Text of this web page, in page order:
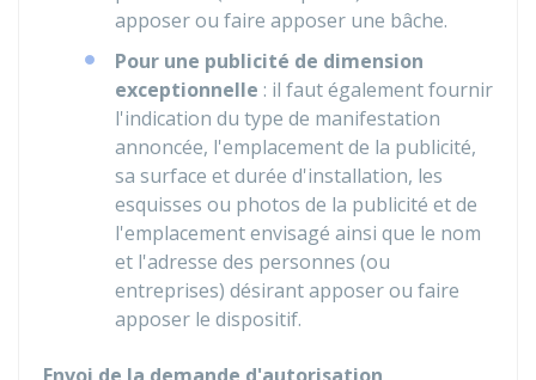
apposer ou faire apposer une bâche.
Pour une publicité de dimension
exceptionnelle : il faut également fournir
l'indication du type de manifestation
annoncée, l'emplacement de la publicité,
sa surface et durée d'installation, les
esquisses ou photos de la publicité et de
l'emplacement envisagé ainsi que le nom
et l'adresse des personnes (ou
entreprises) désirant apposer ou faire
apposer le dispositif.